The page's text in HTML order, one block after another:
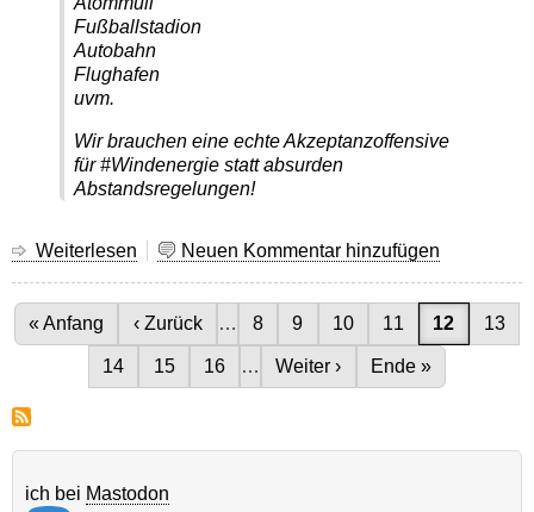
Fußballstadion
Autobahn
Flughafen
uvm.
Wir brauchen eine echte Akzeptanzoffensive
für #Windenergie statt absurden
Abstandsregelungen!
Weiterlesen über Neuen Kommentar hinzufügen
Seitennummerierung
Erste Seite
« Anfang Vorherige Seite
‹ Zurück … Seite
8 Seite
9 Seite
10 Seite
11 Aktuelle
12 Seite
13
Seite
14 Seite
15 Seite
16 … Nächste Seite
Weiter › Letzte Seite
Ende »
ich bei Mastodon